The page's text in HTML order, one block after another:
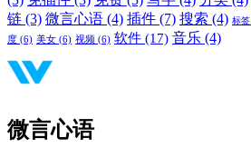
链 (3) 微言心语 (4) 插件 (7) 搜索 (4) 标签
度 (6) 美女 (6) 视频 (6) 软件 (17) 音乐 (4)
微言心语